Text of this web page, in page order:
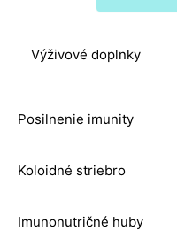
Výživové doplnky
Posilnenie imunity
Koloidné striebro
Imunonutričné huby